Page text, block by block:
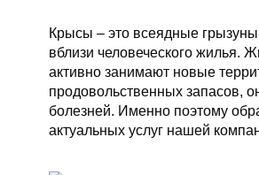
Крысы – это всеядные
вблизи человеческого жилья.
активно занимают новые
продовольственных запасов,
болезней. Именно поэтому
актуальных услуг нашей